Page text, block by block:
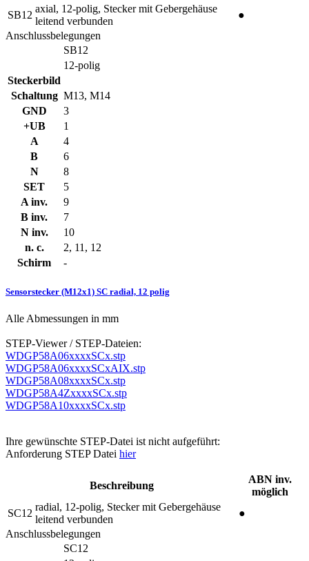
SB12
axial, 12-polig, Stecker mit Gebergehäuse
leitend verbunden
●
Anschlussbelegungen
SB12
12-polig
Steckerbild
Schaltung M13, M14
GND
3
+UB
1
A
4
B
6
N
8
SET
5
A inv.
9
B inv.
7
N inv.
10
n. c.
2, 11, 12
Schirm
-
Sensorstecker (M12x1) SC radial, 12 polig
Alle Abmessungen in mm
STEP-Viewer / STEP-Dateien:
WDGP58A06xxxxSCx.stp
WDGP58A06xxxxSCxAIX.stp
WDGP58A08xxxxSCx.stp
WDGP58A4ZxxxxSCx.stp
WDGP58A10xxxxSCx.stp
Ihre gewünschte STEP-Datei ist nicht aufgeführt:
Anforderung STEP Datei hier
Beschreibung
ABN inv.
möglich
SC12
radial, 12-polig, Stecker mit Gebergehäuse
leitend verbunden
●
Anschlussbelegungen
SC12